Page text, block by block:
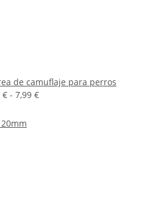
de camuflaje para perros
€ - 7,99 €